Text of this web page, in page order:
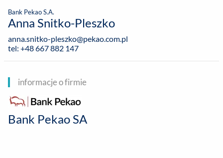
Bank Pekao S.A.
Anna Snitko-Pleszko
anna.snitko-pleszko@pekao.com.pl
tel: +48 667 882 147
informacje o firmie
Bank Pekao SA